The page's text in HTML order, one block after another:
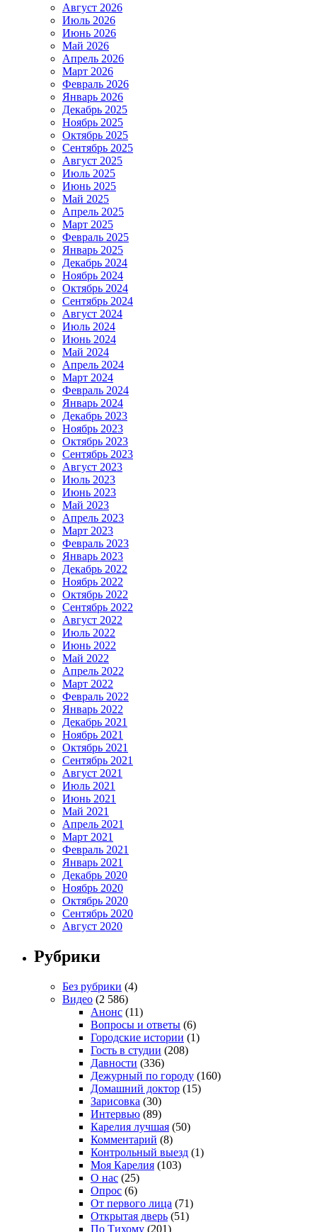
Август 2026
Июль 2026
Июнь 2026
Май 2026
Апрель 2026
Март 2026
Февраль 2026
Январь 2026
Декабрь 2025
Ноябрь 2025
Октябрь 2025
Сентябрь 2025
Август 2025
Июль 2025
Июнь 2025
Май 2025
Апрель 2025
Март 2025
Февраль 2025
Январь 2025
Декабрь 2024
Ноябрь 2024
Октябрь 2024
Сентябрь 2024
Август 2024
Июль 2024
Июнь 2024
Май 2024
Апрель 2024
Март 2024
Февраль 2024
Январь 2024
Декабрь 2023
Ноябрь 2023
Октябрь 2023
Сентябрь 2023
Август 2023
Июль 2023
Июнь 2023
Май 2023
Апрель 2023
Март 2023
Февраль 2023
Январь 2023
Декабрь 2022
Ноябрь 2022
Октябрь 2022
Сентябрь 2022
Август 2022
Июль 2022
Июнь 2022
Май 2022
Апрель 2022
Март 2022
Февраль 2022
Январь 2022
Декабрь 2021
Ноябрь 2021
Октябрь 2021
Сентябрь 2021
Август 2021
Июль 2021
Июнь 2021
Май 2021
Апрель 2021
Март 2021
Февраль 2021
Январь 2021
Декабрь 2020
Ноябрь 2020
Октябрь 2020
Сентябрь 2020
Август 2020
Рубрики
Без рубрики (4)
Видео (2 586)
Анонс (11)
Вопросы и ответы (6)
Городские истории (1)
Гость в студии (208)
Давности (336)
Дежурный по городу (160)
Домашний доктор (15)
Зарисовка (30)
Интервью (89)
Карелия лучшая (50)
Комментарий (8)
Контрольный выезд (1)
Моя Карелия (103)
О нас (25)
Опрос (6)
От первого лица (71)
Открытая дверь (51)
По Тихому (201)